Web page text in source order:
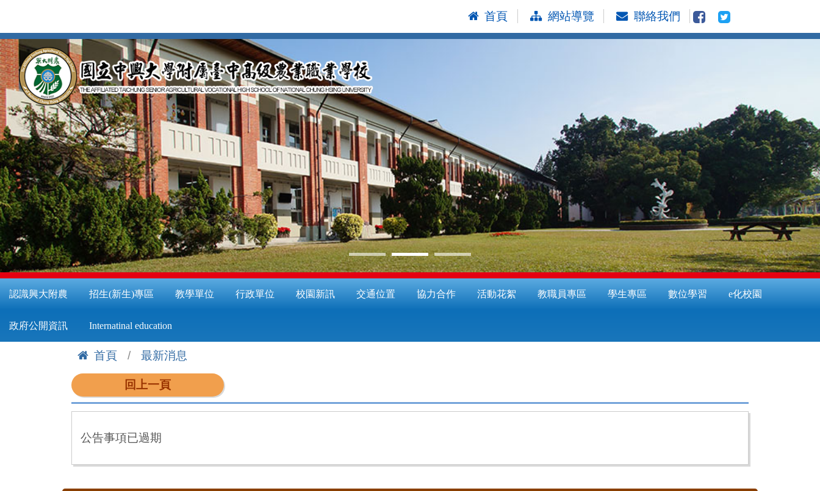
到
主
要
內
容
區
首頁 網站導覽 聯絡我們
認識興大附農 招生(新生)專區 教學單位 行政單位 校園新訊 交通位置 協力合作 活動花絮 教職員專區 學生專區 數位學習 e化校園
政府公開資訊 Internatinal education
首頁
最新消息
回上一頁
公告事項已過期